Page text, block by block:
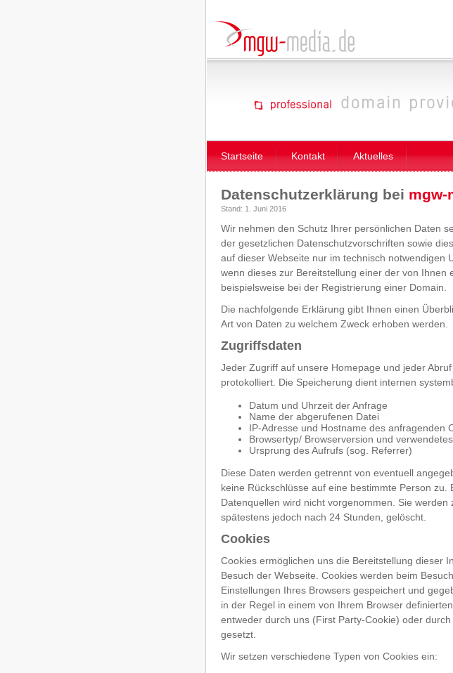
Startseite Kontakt Aktuelles
Datenschutzerklärung bei mgw-
Stand: 1. Juni 2016
Wir nehmen den Schutz Ihrer persönlichen Daten
der gesetzlichen Datenschutzvorschriften sowie
auf dieser Webseite nur im technisch notwendigen
wenn dieses zur Bereitstellung einer der von Ihnen
beispielsweise bei der Registrierung einer Domain.
Die nachfolgende Erklärung gibt Ihnen einen
Art von Daten zu welchem Zweck erhoben werden.
Zugriffsdaten
Jeder Zugriff auf unsere Homepage und jeder
protokolliert. Die Speicherung dient internen
Datum und Uhrzeit der Anfrage
Name der abgerufenen Datei
IP-Adresse und Hostname des anfragenden
Browsertyp/ Browserversion und
Ursprung des Aufrufs (sog. Referrer)
Diese Daten werden getrennt von eventuell
keine Rückschlüsse auf eine bestimmte Person
Datenquellen wird nicht vorgenommen. Sie
spätestens jedoch nach 24 Stunden, gelöscht.
Cookies
Cookies ermöglichen uns die Bereitstellung dieser
Besuch der Webseite. Cookies werden beim
Einstellungen Ihres Browsers gespeichert und
in der Regel in einem von Ihrem Browser
entweder durch uns (First Party-Cookie) oder
gesetzt.
Wir setzen verschiedene Typen von Cookies ein: